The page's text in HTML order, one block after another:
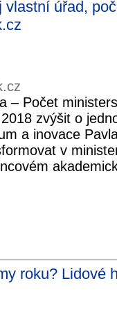
vlastní úřad,
– Počet
zvýšit o
a inovace
v
roku? Lidové